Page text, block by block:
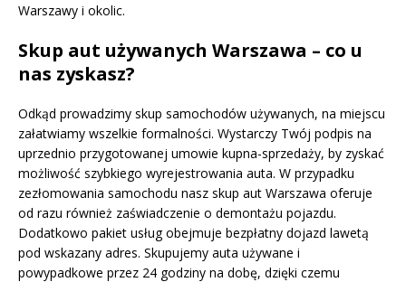
Warszawy i okolic.
Skup aut używanych Warszawa – co u
nas zyskasz?
Odkąd prowadzimy skup samochodów używanych, na miejscu
załatwiamy wszelkie formalności. Wystarczy Twój podpis na
uprzednio przygotowanej umowie kupna-sprzedaży, by zyskać
możliwość szybkiego wyrejestrowania auta. W przypadku
zezłomowania samochodu nasz skup aut Warszawa oferuje
od razu również zaświadczenie o demontażu pojazdu.
Dodatkowo pakiet usług obejmuje bezpłatny dojazd lawetą
pod wskazany adres. Skupujemy auta używane i
powypadkowe przez 24 godziny na dobę, dzięki czemu